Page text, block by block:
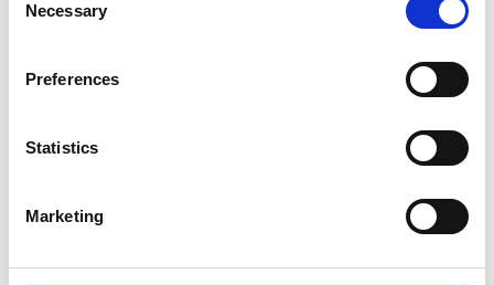
Selection
Necessary
Preferences
Statistics
Marketing